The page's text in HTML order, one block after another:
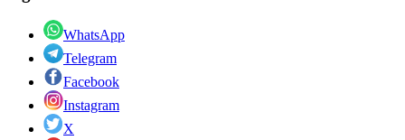
WhatsApp
Telegram
Facebook
Instagram
X